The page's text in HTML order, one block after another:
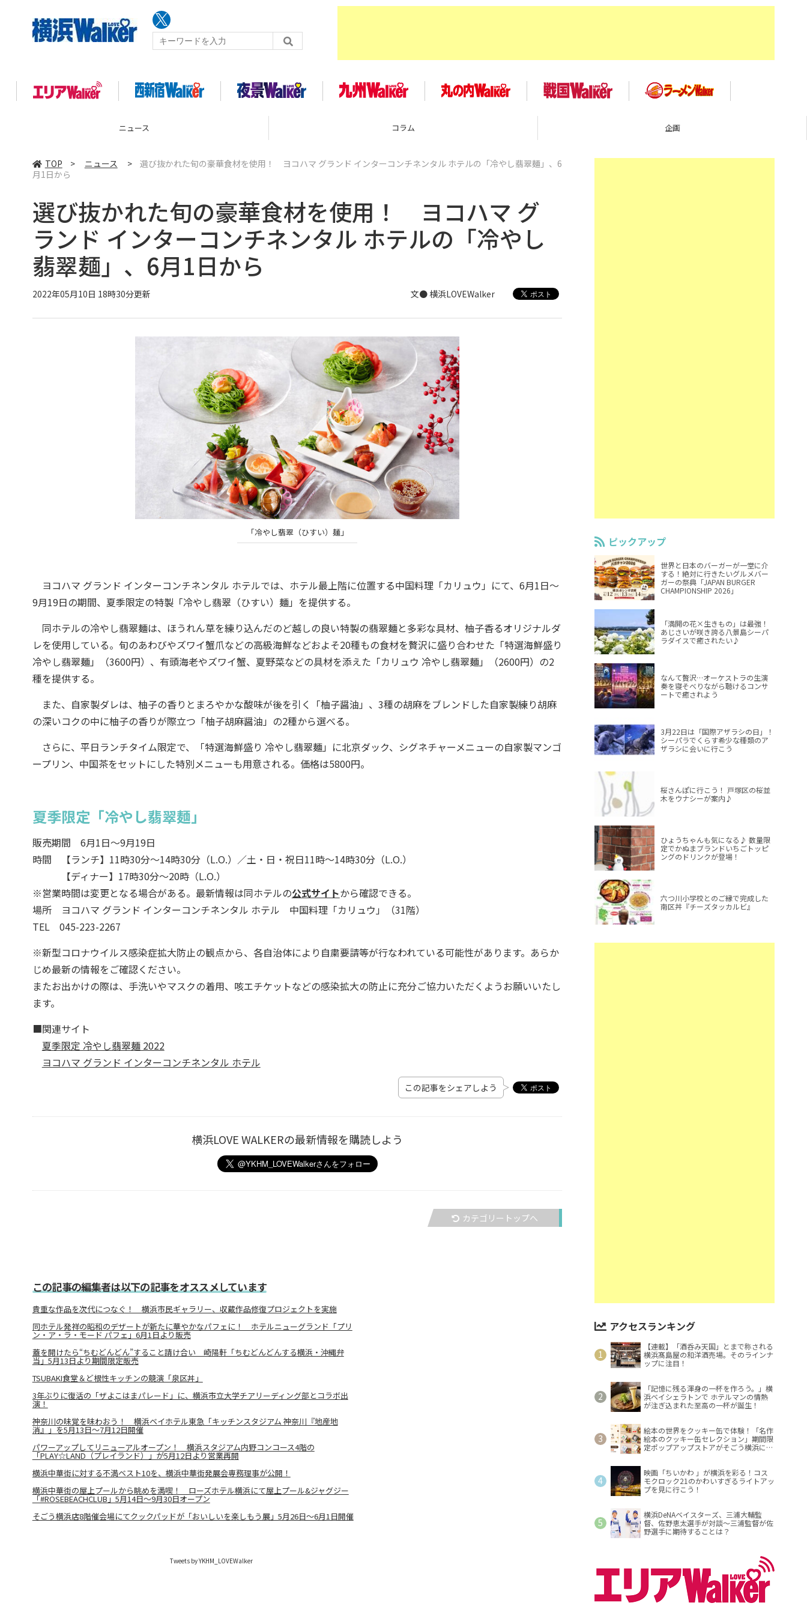
ニュース コラム 企画
TOP > ニュース >
選び抜かれた旬の豪華食材を使用！ ヨコハマ グランド インターコンチネンタル ホテルの「冷やし翡翠麺」、6
月1日から
選び抜かれた旬の豪華食材を使用！ ヨコハマ グ
ランド インターコンチネンタル ホテルの「冷やし
翡翠麺」、6月1日から
2022年05月10日 18時30分更新 文● 横浜LOVEWalker
「冷やし翡翠（ひすい）麺」
ヨコハマ グランド インターコンチネンタル ホテルでは、ホテル最上階に位置する中国料理「カリュウ」にて、6月1日～
9月19日の期間、夏季限定の特製「冷やし翡翠（ひすい）麺」を提供する。
同ホテルの冷やし翡翠麺は、ほうれん草を練り込んだのど越しの良い特製の翡翠麺と多彩な具材、柚子香るオリジナルダ
レを使用している。旬のあわびやズワイ蟹爪などの高級海鮮などおよそ20種もの食材を贅沢に盛り合わせた「特選海鮮盛り
冷やし翡翠麺」（3600円）、有頭海老やズワイ蟹、夏野菜などの具材を添えた「カリュウ 冷やし翡翠麺」（2600円）の2
種を提供する。
また、自家製ダレは、柚子の香りとまろやかな酸味が後を引く「柚子醤油」、3種の胡麻をブレンドした自家製練り胡麻
の深いコクの中に柚子の香りが際立つ「柚子胡麻醤油」の2種から選べる。
さらに、平日ランチタイム限定で、「特選海鮮盛り 冷やし翡翠麺」に北京ダック、シグネチャーメニューの自家製マンゴ
ープリン、中国茶をセットにした特別メニューも用意される。価格は5800円。
夏季限定「冷やし翡翠麺」
販売期間 6月1日～9月19日
時間 【ランチ】11時30分～14時30分（L.O.）／土・日・祝日11時～14時30分（L.O.）
【ディナー】17時30分～20時（L.O.）
※営業時間は変更となる場合がある。最新情報は同ホテルの公式サイトから確認できる。
場所 ヨコハマ グランド インターコンチネンタル ホテル 中国料理「カリュウ」（31階）
TEL 045-223-2267
※新型コロナウイルス感染症拡大防止の観点から、各自治体により自粛要請等が行なわれている可能性があります。あらか
じめ最新の情報をご確認ください。
またお出かけの際は、手洗いやマスクの着用、咳エチケットなどの感染拡大の防止に充分ご協力いただくようお願いいたし
ます。
■関連サイト
夏季限定 冷やし翡翠麺 2022
ヨコハマ グランド インターコンチネンタル ホテル
この記事をシェアしよう
横浜LOVE WALKERの最新情報を購読しよう
カテゴリートップへ
この記事の編集者は以下の記事をオススメしています
貴重な作品を次代につなぐ！ 横浜市民ギャラリー、収蔵作品修復プロジェクトを実施
同ホテル発祥の昭和のデザートが新たに華やかなパフェに！ ホテルニューグランド「プリ
ン・ア・ラ・モード パフェ」6月1日より販売
蓋を開けたら“ちむどんどん”すること請け合い 崎陽軒「ちむどんどんする横浜・沖縄弁
当」5月13日より期間限定販売
TSUBAKI食堂＆ど根性キッチンの競演「泉区丼」
3年ぶりに復活の「ザよこはまパレード」に、横浜市立大学チアリーディング部とコラボ出
演！
神奈川の味覚を味わおう！ 横浜ベイホテル東急「キッチンスタジアム 神奈川『地産地
消』」を5月13日～7月12日開催
パワーアップしてリニューアルオープン！ 横浜スタジアム内野コンコース4階の
「PLAY☆LAND（プレイランド）」が5月12日より営業再開
横浜中華街に対する不満ベスト10を、横浜中華街発展会専務理事が公開！
横浜中華街の屋上プールから眺めを満喫！ ローズホテル横浜にて屋上プール&ジャグジー
「#ROSEBEACHCLUB」5月14日〜9月30日オープン
そごう横浜店8階催会場にてクックパッドが「おいしいを楽しもう展」5月26日〜6月1日開催
Tweets by YKHM_LOVEWalker
ピックアップ
世界と日本のバーガーが一堂に介
する！絶対に行きたいグルメバー
ガーの祭典「JAPAN BURGER
CHAMPIONSHIP 2026」
「満開の花×生きもの」は最強！
あじさいが咲き誇る八景島シーパ
ラダイスで癒されたい♪
なんて贅沢…オーケストラの生演
奏を寝そべりながら聴けるコンサ
ートで癒されよう
3月22日は「国際アザラシの日」！
シーパラでくらす希少な種類のア
ザラシに会いに行こう
桜さんぽに行こう！ 戸塚区の桜並
木をウナシーが案内♪
ひょうちゃんも気になる♪ 数量限
定でかぬまブランドいちごトッピ
ングのドリンクが登場！
六つ川小学校とのご縁で完成した
南区丼『チーズタッカルビ』
アクセスランキング
【連載】「酒呑み天国」とまで称される
横浜髙島屋の和洋酒売場。そのラインナ
ップに注目！
「記憶に残る渾身の一杯を作ろう。」横
浜ベイシェラトンで ホテルマンの情熱
が注ぎ込まれた至高の一杯が誕生！
絵本の世界をクッキー缶で体験！「名作
絵本のクッキー缶セレクション」期間限
定ポップアップストアがそごう横浜に登
映画「ちいかわ 」が横浜を彩る！コス
モクロック21のかわいすぎるライトアッ
プを見に行こう！
横浜DeNAベイスターズ、三浦大輔監
督、佐野恵太選手が対談～三浦監督が佐
野選手に期待することは？